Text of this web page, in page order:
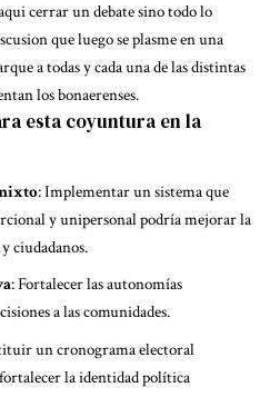
cerrar un debate sino todo lo
que luego se plasme en una
a todas y cada una de las distintas
los bonaerenses.
esta coyuntura en la
: Implementar un sistema que
y unipersonal podría mejorar la
ciudadanos.
: Fortalecer las autonomías
a las comunidades.
un cronograma electoral
la identidad política